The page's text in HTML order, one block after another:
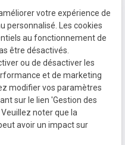
foncier et
personnalisé et
chaque dossier.
votre expérience de
personnalisé. Les cookies
au fonctionnement de
être désactivés.
ou de désactiver les
et de marketing
modifier vos paramètres
sur le lien 'Gestion des
noter que la
avoir un impact sur